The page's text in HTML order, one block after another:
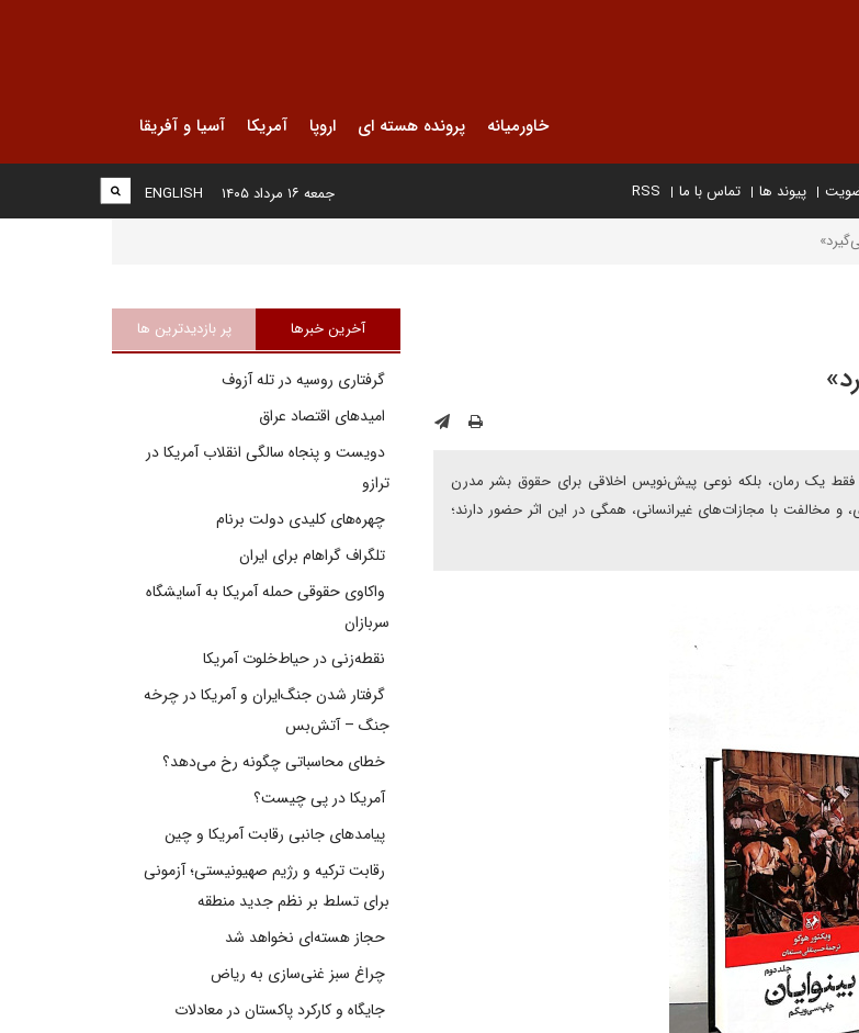
خاورمیانه پرونده هسته ای اروپا آمریکا آسیا و آفریقا
پیوند ها تماس با ما RSS
ENGLISH جمعه ۱۶ مرداد ۱۴۰۵
نه فقط یک رمان، بلکه نوعی پیش‌نویس اخلاقی برای حقوق بشر مدرن
مخالفت با مجازات‌های غیرانسانی، همگی در این اثر حضور دارند؛
آخرین خبرها پر بازدیدترین ها
گرفتاری روسیه در تله آزوف
امیدهای اقتصاد عراق
دویست و پنجاه سالگی انقلاب آمریکا در
ترازو
چهره‌های کلیدی دولت برنام
تلگراف گراهام برای ایران
واکاوی حقوقی حمله آمریکا به آسایشگاه
سربازان
نقطه‌زنی در حیاط‌خلوت آمریکا
گرفتار شدن جنگ‌ایران و آمریکا در چرخه
جنگ – آتش‌بس
خطای محاسباتی چگونه رخ می‌دهد؟
آمریکا در پی چیست؟
پیامدهای جانبی رقابت آمریکا و چین
رقابت ترکیه و رژیم صهیونیستی؛ آزمونی
برای تسلط بر نظم جدید منطقه
حجاز هسته‌ای نخواهد شد
چراغ سبز غنی‌سازی به ریاض
جایگاه و کارکرد پاکستان در معادلات